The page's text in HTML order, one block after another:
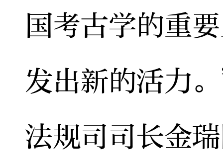
国考古学的重
发出新的活力
法规司司长金